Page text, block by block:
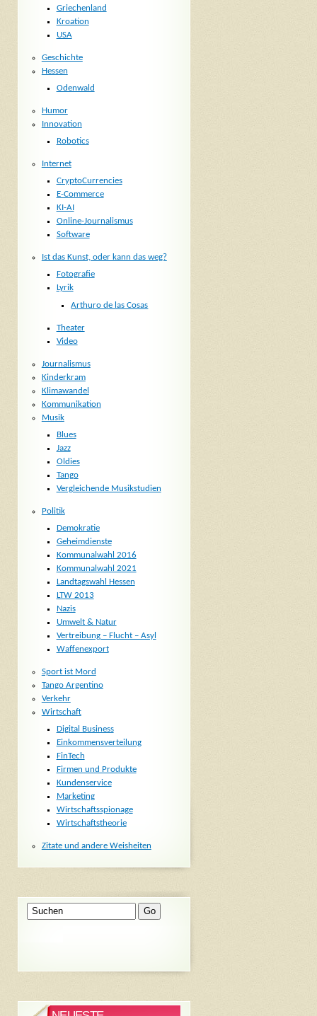
Griechenland
Kroation
USA
Geschichte
Hessen
Odenwald
Humor
Innovation
Robotics
Internet
CryptoCurrencies
E-Commerce
KI-AI
Online-Journalismus
Software
Ist das Kunst, oder kann das weg?
Fotografie
Lyrik
Arthuro de las Cosas
Theater
Video
Journalismus
Kinderkram
Klimawandel
Kommunikation
Musik
Blues
Jazz
Oldies
Tango
Vergleichende Musikstudien
Politik
Demokratie
Geheimdienste
Kommunalwahl 2016
Kommunalwahl 2021
Landtagswahl Hessen
LTW 2013
Nazis
Umwelt & Natur
Vertreibung – Flucht – Asyl
Waffenexport
Sport ist Mord
Tango Argentino
Verkehr
Wirtschaft
Digital Business
Einkommensverteilung
FinTech
Firmen und Produkte
Kundenservice
Marketing
Wirtschaftsspionage
Wirtschaftstheorie
Zitate und andere Weisheiten